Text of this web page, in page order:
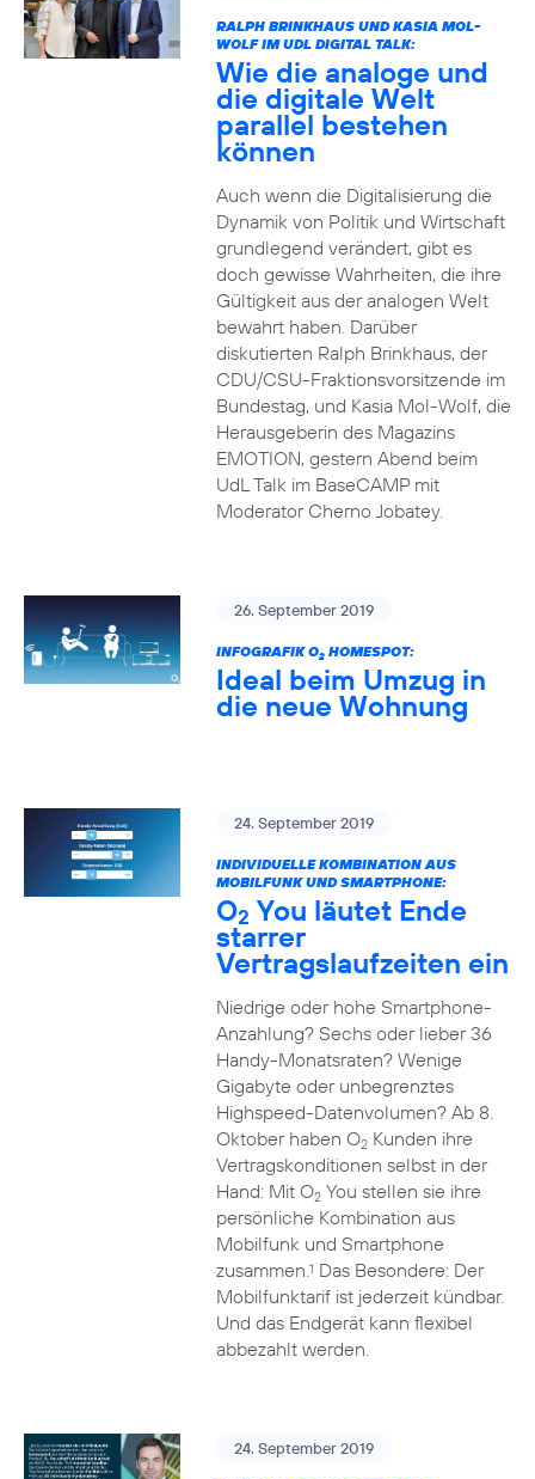
RALPH BRINKHAUS UND KASIA MOL-
WOLF IM UDL DIGITAL TALK:
Wie die analoge und
die digitale Welt
parallel bestehen
können
Auch wenn die Digitalisierung die
Dynamik von Politik und Wirtschaft
grundlegend verändert, gibt es
doch gewisse Wahrheiten, die ihre
Gültigkeit aus der analogen Welt
bewahrt haben. Darüber
diskutierten Ralph Brinkhaus, der
CDU/CSU-Fraktionsvorsitzende im
Bundestag, und Kasia Mol-Wolf, die
Herausgeberin des Magazins
EMOTION, gestern Abend beim
UdL Talk im BaseCAMP mit
Moderator Cherno Jobatey.
26. September 2019
INFOGRAFIK O2HOMESPOT:
Ideal beim Umzug in
die neue Wohnung
24. September 2019
INDIVIDUELLE KOMBINATION AUS
MOBILFUNK UND SMARTPHONE:
O2 You läutet Ende
starrer
Vertragslaufzeiten ein
Niedrige oder hohe Smartphone-
Anzahlung? Sechs oder lieber 36
Handy-Monatsraten? Wenige
Gigabyte oder unbegrenztes
Highspeed-Datenvolumen? Ab 8.
Oktober haben O2Kunden ihre
Vertragskonditionen selbst in der
Hand: Mit O2You stellen sie ihre
persönliche Kombination aus
Mobilfunk und Smartphone
zusammen.1 Das Besondere: Der
Mobilfunktarif ist jederzeit kündbar.
Und das Endgerät kann flexibel
abbezahlt werden.
24. September 2019